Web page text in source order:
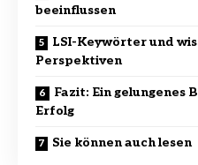
beeinflussen
LSI-Keywörter und
Perspektiven
Fazit: Ein gelungenes
Erfolg
Sie können auch lesen